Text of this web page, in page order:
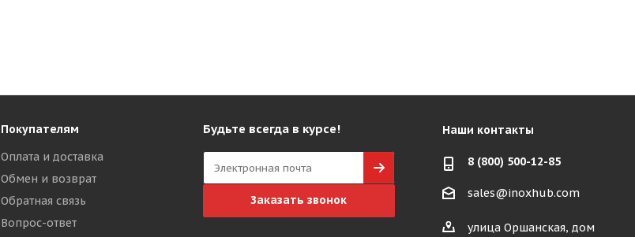
Покупателям
Оплата и доставка
Обмен и возврат
Обратная связь
Вопрос-ответ
Будьте всегда в курсе!
Заказать звонок
Наши контакты
8 (800) 500-12-85
sales@inoxhub.com
улица Оршанская, дом